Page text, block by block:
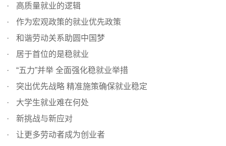
高质量就业的逻辑
作为宏观政策的就业优先政策
和谐劳动关系助圆中国梦
居于首位的是稳就业
“五力”并举 全面强化稳就业举措
突出优先战略 精准施策确保就业稳定
大学生就业难在何处
新挑战与新应对
让更多劳动者成为创业者